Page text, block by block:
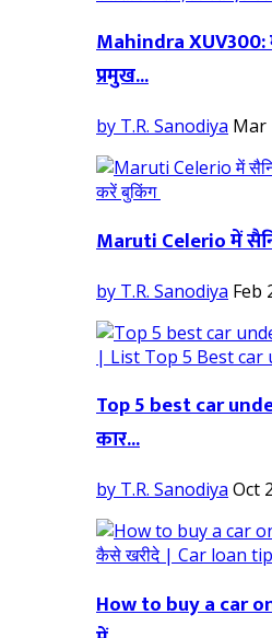
Mahindra XUV300:
प्रमुख...
by T.R. Sanodiya Mar
Maruti Celerio में
by T.R. Sanodiya Feb
Top 5 best car
कार...
by T.R. Sanodiya Oct
How to buy a car